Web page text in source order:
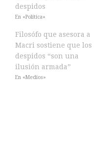
despidos
En «Política»
Filosófo que asesora a
Macri sostiene que los
despidos “son una
ilusión armada”
En «Medios»